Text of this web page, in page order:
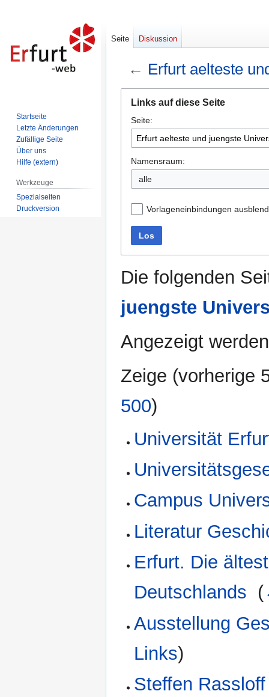
← Erfurt aelteste
Navigation
springen
Suche
springen
Links auf diese Seite
Seite:
Namensraum:
alle
Vorlageneinbindungen
Los
Die folgenden
juengste
Angezeigt
Zeige (vorherige
500)
Universität
Campus
Literatur
Erfurt. Die
Deutschlands (
Ausstellung
Links)
Steffen Rassloff
Seite Diskussion
Startseite
Letzte Änderungen
Zufällige Seite
Über uns
Hilfe (extern)
Werkzeuge
Spezialseiten
Druckversion